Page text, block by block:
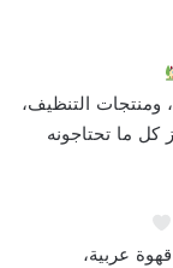
التنظيف،
كل ما تحتاجونه
عربية،